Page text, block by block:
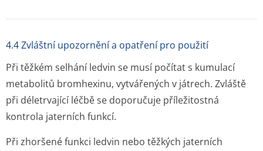
4.4 Zvláštní upozornění a opatření pro použití
Při těžkém selhání ledvin se musí počítat s kumulací
metabolitů bromhexinu, vytvářených v játrech. Zvláště
při déletrvající léčbě se doporučuje příležitostná
kontrola jaterních funkcí.
Při zhoršené funkci ledvin nebo těžkých jaterních